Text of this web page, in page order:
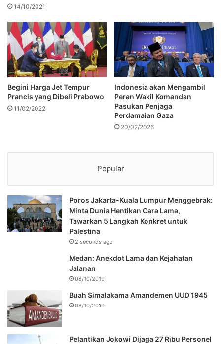
14/10/2021
Begini Harga Jet Tempur
Prancis yang Dibeli Prabowo
11/02/2022
Indonesia akan Mengambil
Peran Wakil Komandan
Pasukan Penjaga
Perdamaian Gaza
20/02/2026
Popular
Poros Jakarta-Kuala Lumpur Menggebrak:
Minta Dunia Hentikan Cara Lama,
Tawarkan 5 Langkah Konkret untuk
Palestina
2 seconds ago
Medan: Anekdot Lama dan Kejahatan
Jalanan
08/10/2019
Buah Simalakama Amandemen UUD 1945
08/10/2019
Pelantikan Jokowi Dijaga 27 Ribu Personel